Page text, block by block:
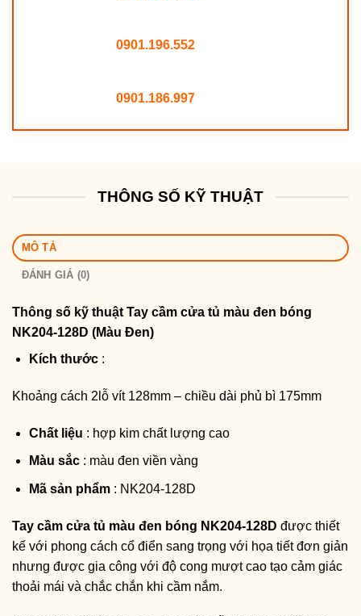
0901.196.552
0901.186.997
THÔNG SỐ KỸ THUẬT
MÔ TẢ
ĐÁNH GIÁ (0)
Thông số kỹ thuật Tay cầm cửa tủ màu đen bóng
NK204-128D (Màu Đen)
Kích thước:
Khoảng cách 2lỗ vít 128mm – chiều dài phủ bì 175mm
Chất liệu : hợp kim chất lượng cao
Màu sắc: màu đen viền vàng
Mã sản phẩm: NK204-128D
Tay cầm cửa tủ màu đen bóng NK204-128D được thiết
kế với phong cách cổ điển sang trọng với họa tiết đơn giản
nhưng được gia công với độ cong mượt cao tạo cảm giác
thoải mái và chắc chắn khi cầm nắm.